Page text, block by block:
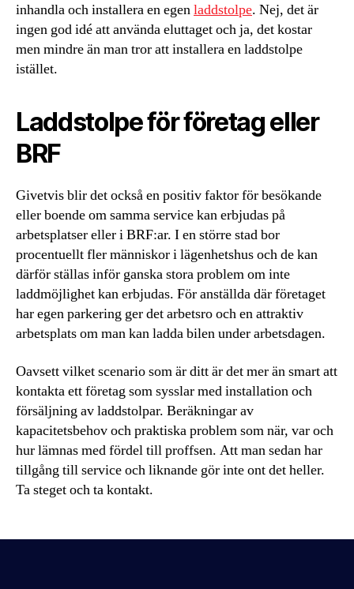
inhandla och installera en egenladdstolpe. Nej, det är
ingen god idé att använda eluttaget och ja, det kostar
men mindre än man tror att installera en laddstolpe
istället.
Laddstolpe för företag eller
BRF
Givetvis blir det också en positiv faktor för besökande
eller boende om samma service kan erbjudas på
arbetsplatser eller i BRF:ar. I en större stad bor
procentuellt fler människor i lägenhetshus och de kan
därför ställas inför ganska stora problem om inte
laddmöjlighet kan erbjudas. För anställda där företaget
har egen parkering ger det arbetsro och en attraktiv
arbetsplats om man kan ladda bilen under arbetsdagen.
Oavsett vilket scenario som är ditt är det mer än smart att
kontakta ett företag som sysslar med installation och
försäljning av laddstolpar. Beräkningar av
kapacitetsbehov och praktiska problem som när, var och
hur lämnas med fördel till proffsen. Att man sedan har
tillgång till service och liknande gör inte ont det heller.
Ta steget och ta kontakt.